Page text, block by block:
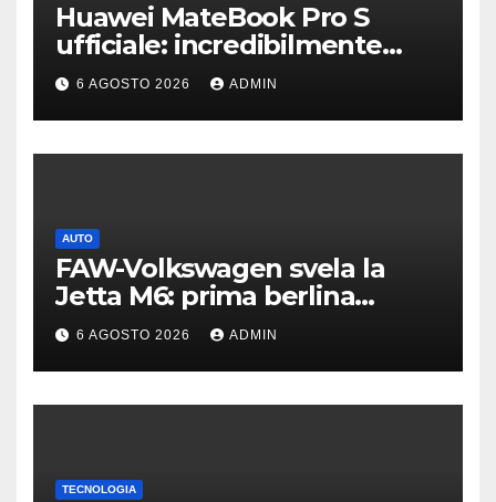
Huawei MateBook Pro S
ufficiale: incredibilmente
leggero e supersottile
6 AGOSTO 2026 ADMIN
AUTO
FAW-Volkswagen svela la
Jetta M6: prima berlina
elettrica del marchio
6 AGOSTO 2026 ADMIN
TECNOLOGIA